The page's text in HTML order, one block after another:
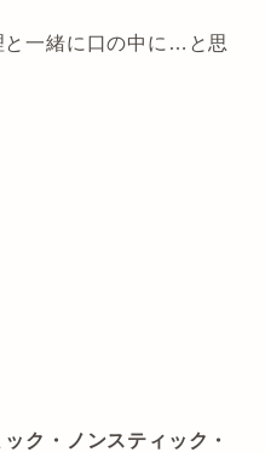
と一緒に口の中に…と思
ク・ノンスティック・